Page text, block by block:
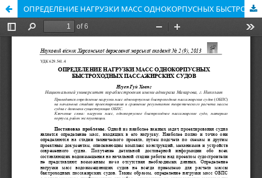
ОПРЕДЕЛЕНИЕ НАГРУЗКИ МАСС ОДНОКОРПУСНЫХ БЫСТРОХОДНЫХ ПАССАЖИРСКИХ СУДОВ